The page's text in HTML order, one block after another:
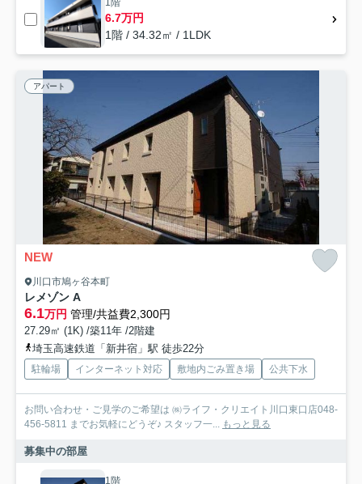
1階
6.7万円
1階 / 34.32㎡ / 1LDK
アパート
NEW
川口市鳩ヶ谷本町
レメゾン A
6.1万円 管理/共益費2,300円
27.29㎡ (1K) /築11年 /2階建
埼玉高速鉄道「新井宿」駅 徒歩22分
駐輪場 インターネット対応 敷地内ごみ置き場 公共下水
お問い合わせ・ご見学のご希望は ㈱ライフ・クリエイト川口東口店048-
456-5811 までお気軽にどうぞ♪ スタッフ一... もっと見る
募集中の部屋
1階